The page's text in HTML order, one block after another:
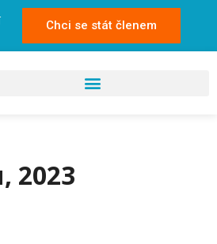
Chci se stát členem
2023